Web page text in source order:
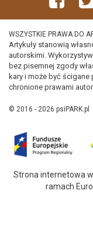
WSZYSTKIE PRAWA DO
Artykuły stanowią
autorskimi.
bez pisemnej zgody
kary i może być
chronione prawami
© 2016 - 2026 psiPARK.pl
Strona internetowa
ramach